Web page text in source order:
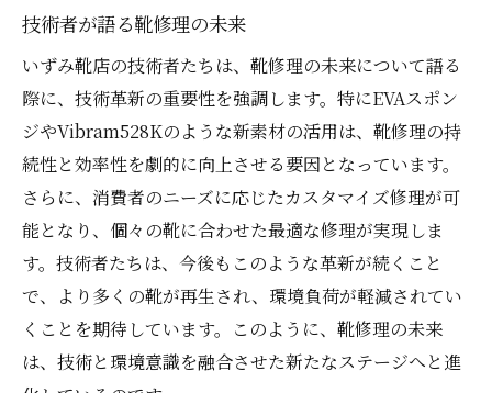
技術者が語る靴修理の未来
いずみ靴店の技術者たちは、靴修理の未来について語る
際に、技術革新の重要性を強調します。特にEVAスポン
ジやVibram528Kのような新素材の活用は、靴修理の持
続性と効率性を劇的に向上させる要因となっています。
さらに、消費者のニーズに応じたカスタマイズ修理が可
能となり、個々の靴に合わせた最適な修理が実現しま
す。技術者たちは、今後もこのような革新が続くこと
で、より多くの靴が再生され、環境負荷が軽減されてい
くことを期待しています。このように、靴修理の未来
は、技術と環境意識を融合させた新たなステージへと進